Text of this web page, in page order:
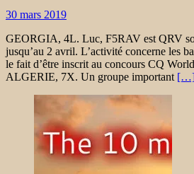
30 mars 2019
GEORGIA, 4L. Luc, F5RAV est QRV
jusqu’au 2 avril. L’activité concerne les
le fait d’être inscrit au concours CQ
ALGERIE, 7X. Un groupe important